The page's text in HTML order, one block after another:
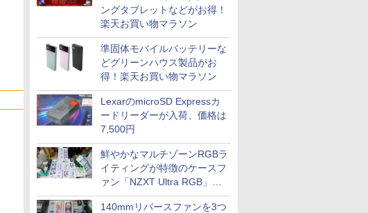
ングタブレットなどがお得！
楽天お買い物マラソン
準固体モバイルバッテリーな
どグリーンハウス製品がお
得！楽天お買い物マラソン
LexarのmicroSD Expressカ
ードリーダーが入荷、価格は
7,500円
鮮やかなマルチゾーンRGBラ
イティングが特徴のケースフ
ァン「NZXT Ultra RGB」が
発売、計8製品
140mmリバースファンを3つ